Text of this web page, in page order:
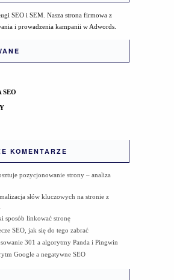
SEO i SEM. Nasza strona firmowa z
i prowadzenia kampanii w Adwords.
SEO
KOMENTARZE
pozycjonowanie strony – analiza
słów kluczowych na stronie z
sposób linkować stronę
SEO, jak się do tego zabrać
301 a algorytmy Panda i Pingwin
Google a negatywne SEO